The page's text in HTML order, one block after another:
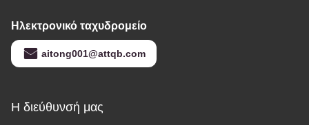
Ηλεκτρονικό ταχυδρομείο
aitong001@attqb.com
Η διεύθυνσή μας